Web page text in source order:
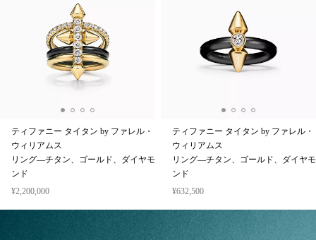
ティファニー タイタン by ファレル・
ウィリアムス
リング—チタン、ゴールド、ダイヤモ
ンド
¥2,200,000
ティファニー タイタン by ファレル・
ウィリアムス
リング—チタン、ゴールド、ダイヤモ
ンド
¥632,500